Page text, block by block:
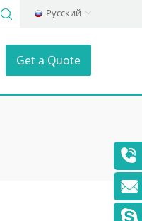
Русский
Get a Quote